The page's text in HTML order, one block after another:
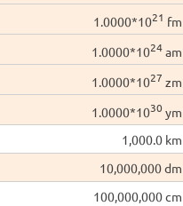
1.0000*1021 fm
1.0000*1024am
1.0000*1027 zm
1.0000*1030 ym
1,000.0 km
10,000,000 dm
100,000,000 cm